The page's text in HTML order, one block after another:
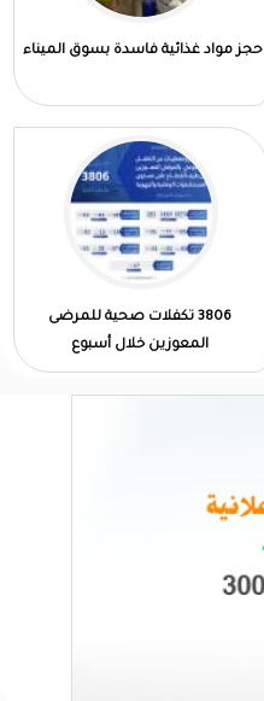
حجز مواد غذائية فاسدة بسوق الميناء
3806 تكفلات صحية للمرضى
المعوزين خلال أسبوع